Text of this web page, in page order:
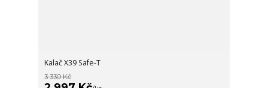
Kalač X39 Safe-T
3 330 Kč